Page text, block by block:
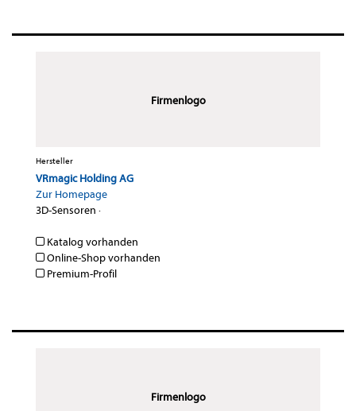
Firmenlogo
Hersteller
VRmagic Holding AG
Zur Homepage
3D-Sensoren ·
Katalog vorhanden
Online-Shop vorhanden
Premium-Profil
Firmenlogo